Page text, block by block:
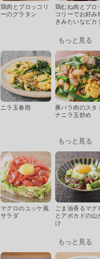
鶏肉とブロッコリ
ーのグラタン
鶏むね肉とブロ
コリーでお好み
きみたいなピカ
もっと見る
ニラ玉春雨
豚バラ肉のスタ
ナニラ玉炒め
もっと見る
マグロのユッケ風
サラダ
ごま油香るマグ
とアボカドの山
け
もっと見る